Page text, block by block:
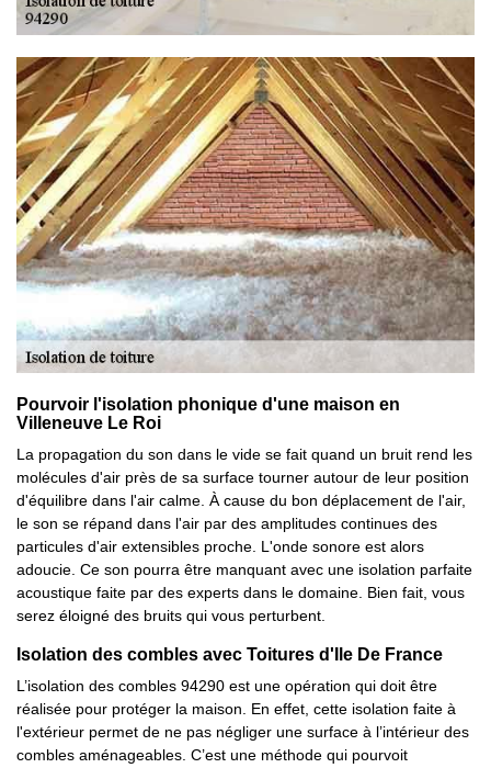
Pourvoir l'isolation phonique d'une maison en
Villeneuve Le Roi
La propagation du son dans le vide se fait quand un bruit rend les
molécules d'air près de sa surface tourner autour de leur position
d'équilibre dans l'air calme. À cause du bon déplacement de l'air,
le son se répand dans l'air par des amplitudes continues des
particules d'air extensibles proche. L'onde sonore est alors
adoucie. Ce son pourra être manquant avec une isolation parfaite
acoustique faite par des experts dans le domaine. Bien fait, vous
serez éloigné des bruits qui vous perturbent.
Isolation des combles avec Toitures d'Ile De France
L’isolation des combles 94290 est une opération qui doit être
réalisée pour protéger la maison. En effet, cette isolation faite à
l'extérieur permet de ne pas négliger une surface à l’intérieur des
combles aménageables. C’est une méthode qui pourvoit